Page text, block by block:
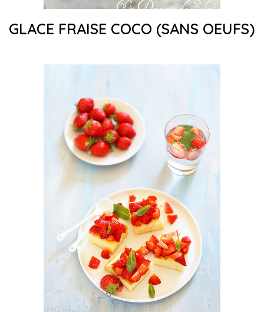
GLACE FRAISE COCO (SANS OEUFS)